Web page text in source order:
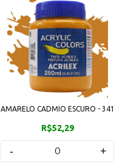
AMARELO CADMIO ESCURO - 341
R$52,29
- +